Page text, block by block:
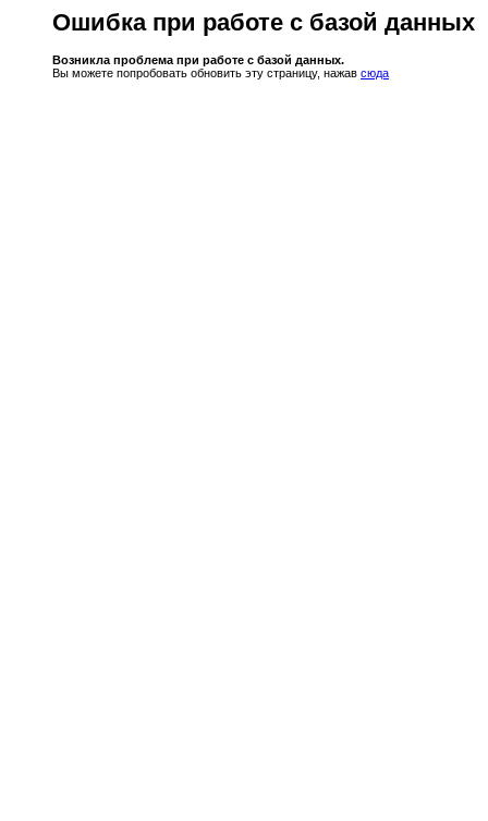
Ошибка при работе с базой данных
Возникла проблема при работе с базой данных.
Вы можете попробовать обновить эту страницу, нажав сюда